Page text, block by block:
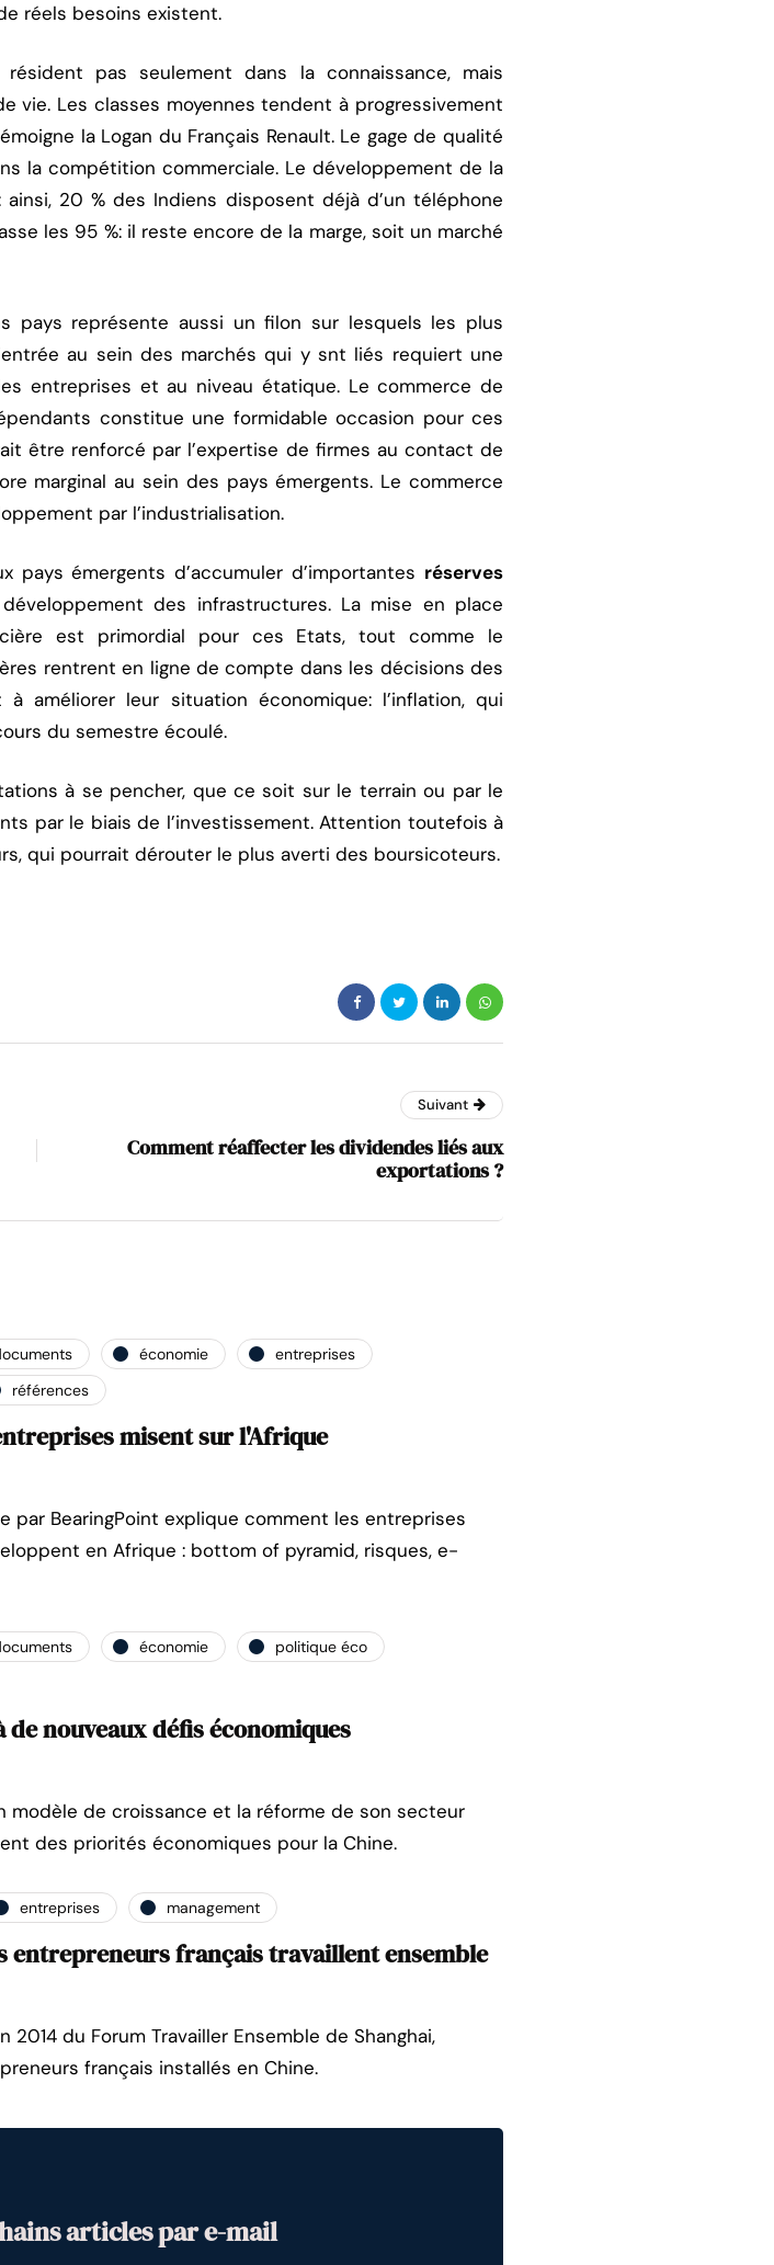
réels besoins existent.
résident pas seulement dans la connaissance, mais
vie. Les classes moyennes tendent à progressivement
la Logan du Français Renault. Le gage de qualité
la compétition commerciale. Le développement de la
20 % des Indiens disposent déjà d’un téléphone
les 95 %: il reste encore de la marge, soit un marché
pays représente aussi un filon sur lesquels les plus
au sein des marchés qui y snt liés requiert une
entreprises et au niveau étatique. Le commerce de
constitue une formidable occasion pour ces
être renforcé par l’expertise de firmes au contact de
marginal au sein des pays émergents. Le commerce
par l’industrialisation.
émergents d’accumuler d’importantes réserves
des infrastructures. La mise en place
est primordial pour ces Etats, tout comme le
rentrent en ligne de compte dans les décisions des
améliorer leur situation économique: l’inflation, qui
du semestre écoulé.
à se pencher, que ce soit sur le terrain ou par le
par le biais de l’investissement. Attention toutefois à
qui pourrait dérouter le plus averti des boursicoteurs.
Suivant
Comment réaffecter les dividendes liés aux
exportations ?
économie
entreprises
références
misent sur l'Afrique
par BearingPoint explique comment les entreprises
en Afrique : bottom of pyramid, risques, e-
économie
politique éco
de nouveaux défis économiques
modèle de croissance et la réforme de son secteur
des priorités économiques pour la Chine.
entreprises management
entrepreneurs français travaillent ensemble
2014 du Forum Travailler Ensemble de Shanghai,
français installés en Chine.
articles par e-mail